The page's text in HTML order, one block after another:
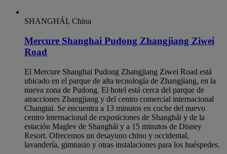
SHANGHÁI, China
Mercure Shanghai Pudong Zhangjiang Ziwei
Road
El Mercure Shanghai Pudong Zhangjiang Ziwei Road está
ubicado en el parque de alta tecnología de Zhangjiang, en la
nueva zona de Pudong. El hotel está cerca del parque de
atracciones Zhangjiang y del centro comercial internacional
Changtai. Se encuentra a 13 minutos en coche del nuevo
centro internacional de exposiciones de Shanghái y de la
estación Maglev de Shanghái y a 15 minutos de Disney
Resort. Ofrecemos un desayuno chino y occidental,
lavandería, gimnasio y otras instalaciones para los huéspedes.